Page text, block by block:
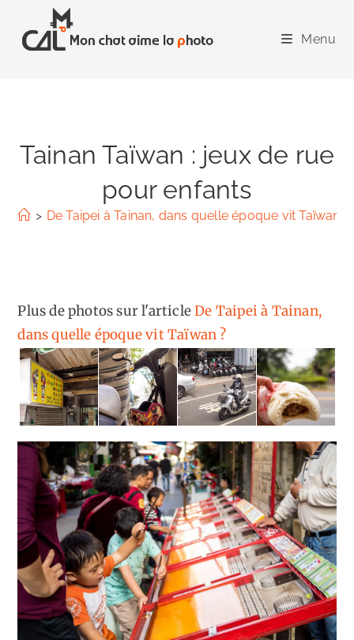
content
Menu
Tainan Taïwan : jeux de rue
pour enfants
> De Taipei à Tainan, dans quelle époque vit Taïwan ?
Plus de photos sur l'articleDe Taipei à Tainan,
dans quelle époque vit Taïwan ?